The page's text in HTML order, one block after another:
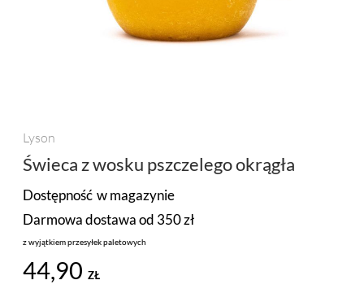
POMYSŁ NA PREZENT
Lyson
Świeca z wosku pszczelego okrągła
Dostępność w magazynie
Darmowa dostawa od 350 zł
z wyjątkiem przesyłek paletowych
44,90 ZŁ